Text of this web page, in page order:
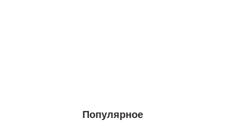
Популярное